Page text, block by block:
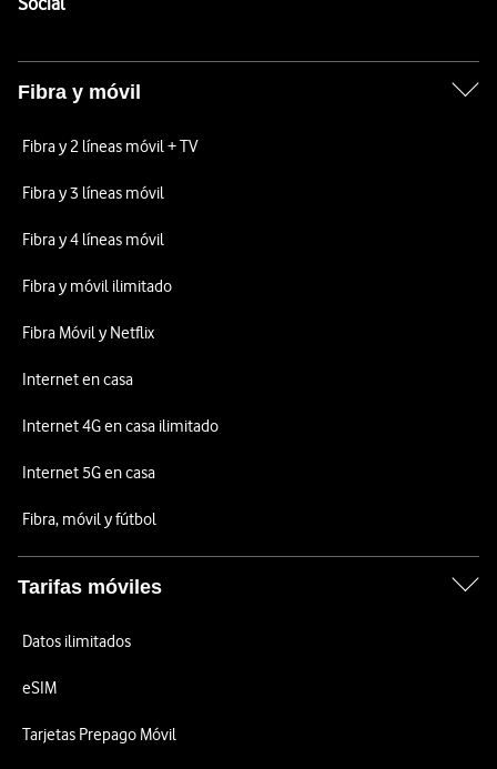
Fibra y móvil
Fibra y 2 líneas móvil + TV
Fibra y 3 líneas móvil
Fibra y 4 líneas móvil
Fibra y móvil ilimitado
Fibra Móvil y Netflix
Internet en casa
Internet 4G en casa ilimitado
Internet 5G en casa
Fibra, móvil y fútbol
Tarifas móviles
Datos ilimitados
eSIM
Tarjetas Prepago Móvil